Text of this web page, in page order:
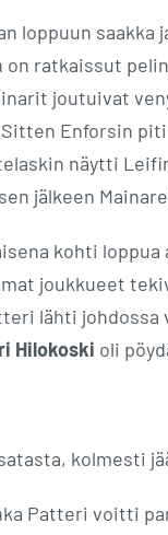
loppuun
on ratkaissut
joutuivat
Enforsin
näytti
jälkeen
kohti
joukkueet
lähti
Hilokoski oli
kolmesti
Patteri voitti